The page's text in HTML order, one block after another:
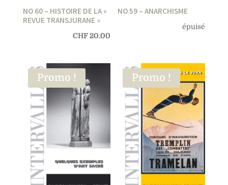
NO 60 – HISTOIRE DE LA «
REVUE TRANSJURANE »
CHF20.00
NO 59 – ANARCHISME
épuisé
Promo ! Promo !